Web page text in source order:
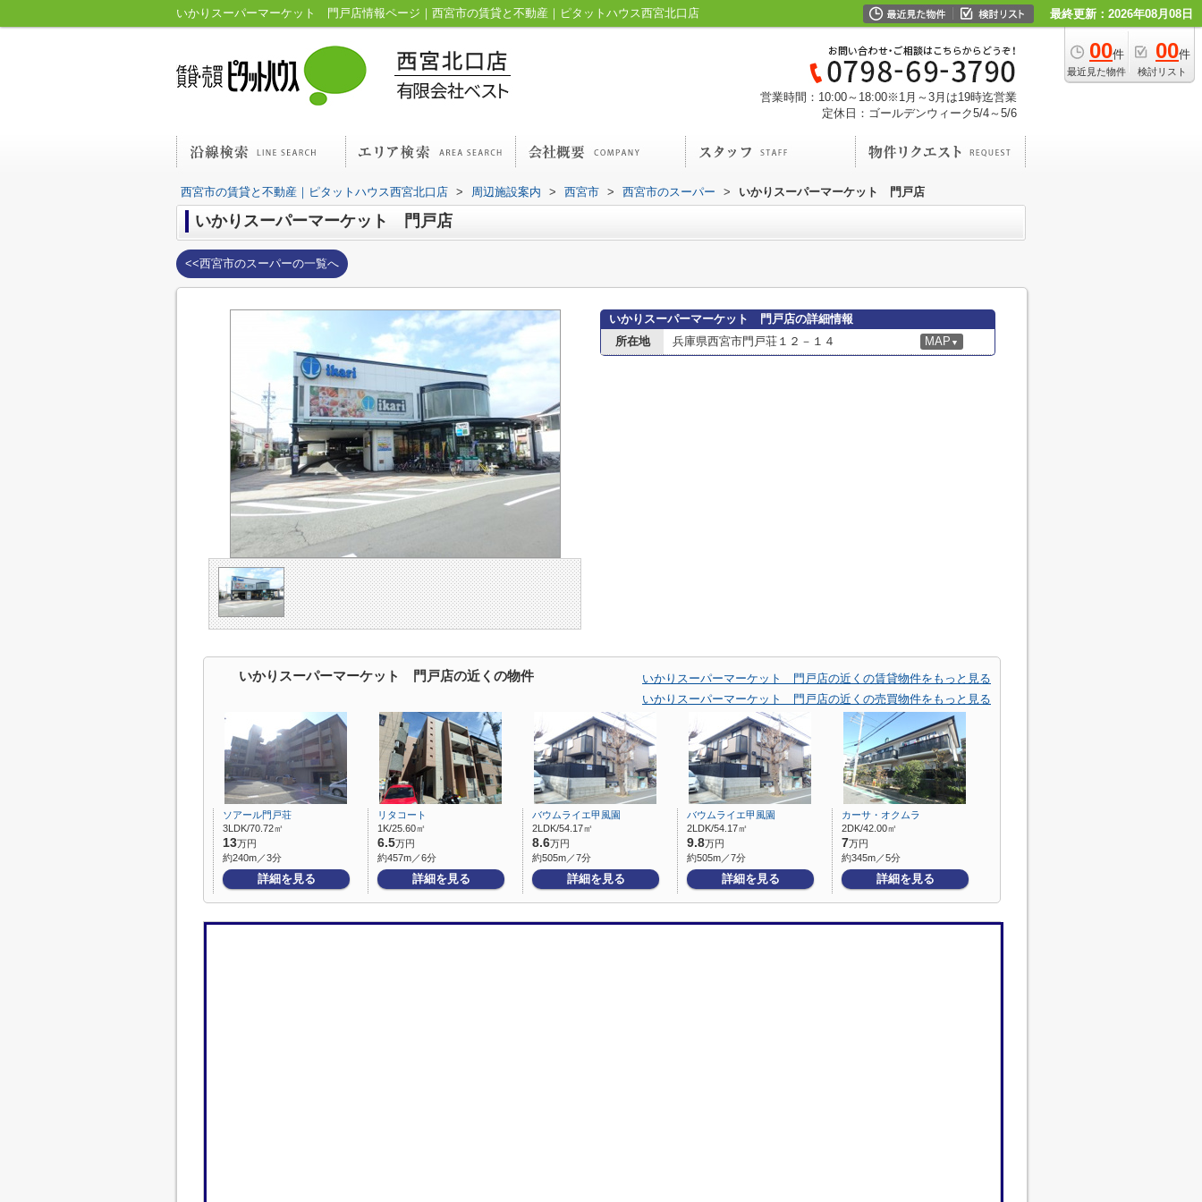
いかりスーパーマーケット 門戸店情報ページ｜西宮市の賃貸と不動産｜ピタットハウス西宮北口店 最終更新：2026年08月08日
00件
最近見た物件
00件
検討リスト
営業時間：10:00～18:00※1月～3月は19時迄営業
定休日：ゴールデンウィーク5/4～5/6
西宮市の賃貸と不動産｜ピタットハウス西宮北口店 > 周辺施設案内 > 西宮市 > 西宮市のスーパー > いかりスーパーマーケット 門戸店
いかりスーパーマーケット 門戸店
<<西宮市のスーパーの一覧へ
いかりスーパーマーケット 門戸店の詳細情報
所在地
兵庫県西宮市門戸荘１２－１４ MAP ▼
いかりスーパーマーケット 門戸店の近くの物件
いかりスーパーマーケット 門戸店の近くの賃貸物件をもっと見る
いかりスーパーマーケット 門戸店の近くの売買物件をもっと見る
ソアール門戸荘
3LDK/70.72㎡
13万円
約240m／3分
詳細を見る
リタコート
1K/25.60㎡
6.5万円
約457m／6分
詳細を見る
バウムライエ甲風園
2LDK/54.17㎡
8.6万円
約505m／7分
詳細を見る
バウムライエ甲風園
2LDK/54.17㎡
9.8万円
約505m／7分
詳細を見る
カーサ・オクムラ
2DK/42.00㎡
7万円
約345m／5分
詳細を見る